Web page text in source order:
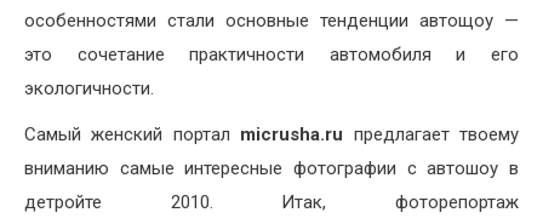
особенностями стали основные тенденции автощоу —
это сочетание практичности автомобиля и его
экологичности.
Самый женский портал micrusha.ru предлагает твоему
вниманию самые интересные фотографии с автошоу в
детройте 2010. Итак, фоторепортаж